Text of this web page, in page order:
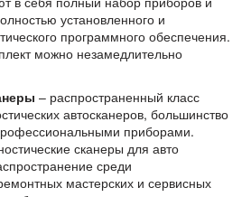
установленного и
программного обеспечения.
можно незамедлительно
– распространенный класс
автосканеров, большинство
приборами.
сканеры для авто
среди
мастерских и сервисных